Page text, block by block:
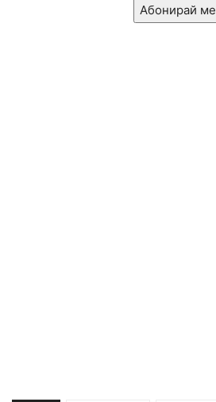
Абонирай ме